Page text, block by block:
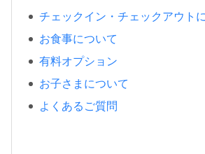
チェックイン・チェックアウト
お食事について
有料オプション
お子さまについて
よくあるご質問